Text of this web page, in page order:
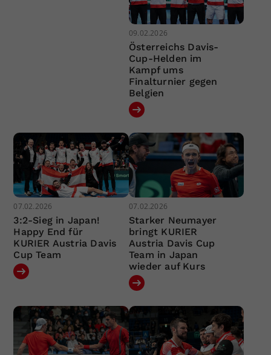
09.02.2026
Österreichs Davis-
Cup-Helden im
Kampf ums
Finalturnier gegen
Belgien
07.02.2026
3:2-Sieg in Japan!
Happy End für
KURIER Austria Davis
Cup Team
07.02.2026
Starker Neumayer
bringt KURIER
Austria Davis Cup
Team in Japan
wieder auf Kurs